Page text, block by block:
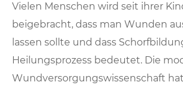
Vielen Menschen wird seit ihrer
beigebracht, dass man Wunden
lassen sollte und dass
Heilungsprozess bedeutet. Die
Wundversorgungswissenschaft